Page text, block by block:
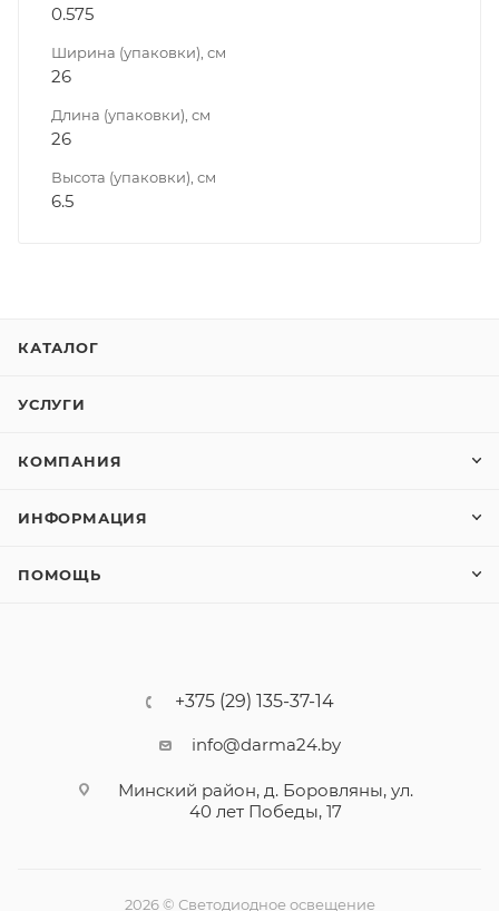
0.575
Ширина (упаковки), см
26
Длина (упаковки), см
26
Высота (упаковки), см
6.5
КАТАЛОГ
УСЛУГИ
КОМПАНИЯ
ИНФОРМАЦИЯ
ПОМОЩЬ
+375 (29) 135-37-14
info@darma24.by
Минский район, д. Боровляны, ул.
40 лет Победы, 17
2026 © Светодиодное освещение